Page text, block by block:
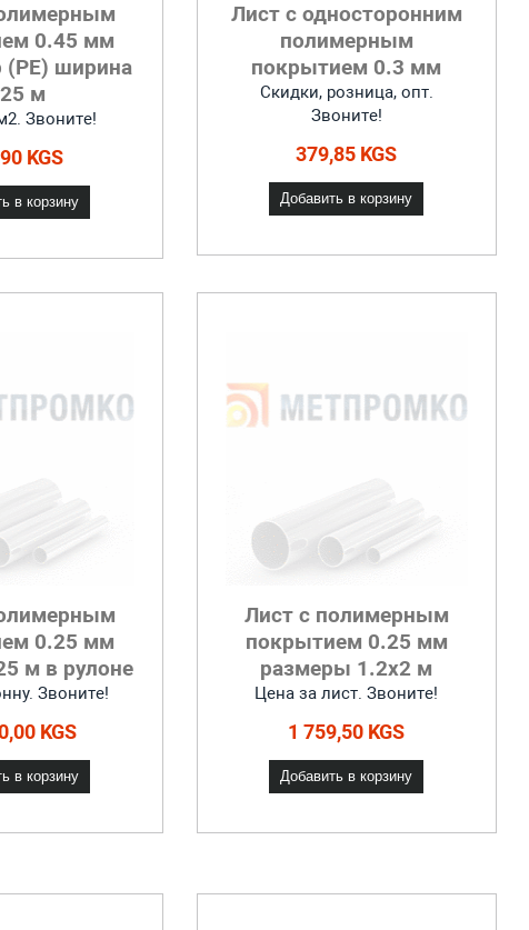
0.45 мм
(PE) ширина
м
Звоните!
KGS
в корзину
Лист с односторонним
полимерным
покрытием 0.3 мм
Скидки, розница, опт.
Звоните!
379,85 KGS
Добавить в корзину
0.25 мм
м в рулоне
Звоните!
KGS
в корзину
Лист с полимерным
покрытием 0.25 мм
размеры 1.2х2 м
Цена за лист. Звоните!
1 759,50 KGS
Добавить в корзину